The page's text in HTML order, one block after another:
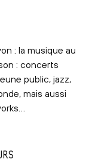
: la musique au
: concerts
public, jazz,
mais aussi